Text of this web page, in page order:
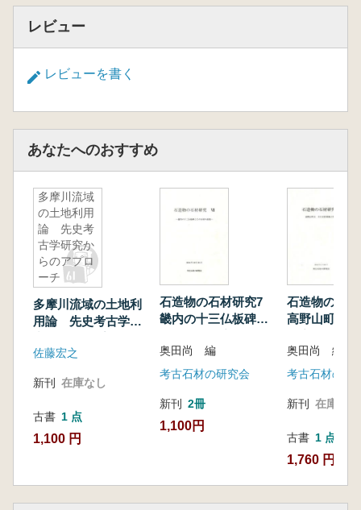
レビュー
レビューを書く
あなたへのおすすめ
多摩川流域
の土地利用
論 先史考
古学研究か
らのアプロ
ーチ
多摩川流域の土地利
用論 先史考古学研
佐藤宏之
新刊 在庫なし
古書 1 点
1,100 円
石造物の石材研究7
畿内の十三仏板碑と
奥田尚 編
考古石材の研究会
新刊 2冊
1,100円
石造物の石
高野山町石
奥田尚 編
考古石材の研
新刊 在庫なし
古書 1 点
1,760 円